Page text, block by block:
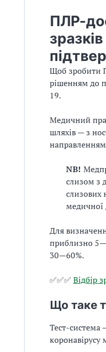
ПЛР-
Щоб зробити
рішенням до
19.
Медичний
шляхів — з
NB!
слизом з
слизових
медичної
Для
приблизно
30—60%.
✅✅✅ Відбір
Що таке
Тест-система